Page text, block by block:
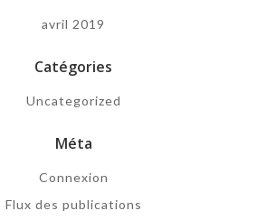
avril 2019
Catégories
Uncategorized
Méta
Connexion
Flux des publications